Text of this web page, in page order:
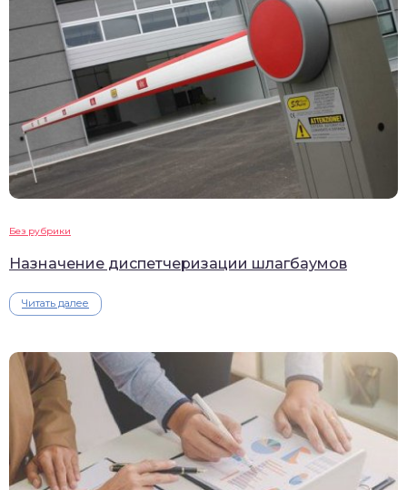
Без рубрики
Назначение диспетчеризации шлагбаумов
Читать далее